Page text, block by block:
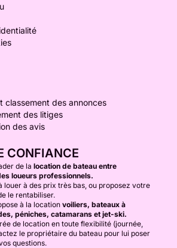
classement des annonces
des litiges
des avis
CONFIANCE
de la location de bateau entre
loueurs professionnels.
louer à des prix très bas, ou proposez votre
le rentabiliser.
à la location voiliers, bateaux à
péniches, catamarans et jet-ski.
de location en toute flexibilité (journée,
le propriétaire du bateau pour lui poser
questions.